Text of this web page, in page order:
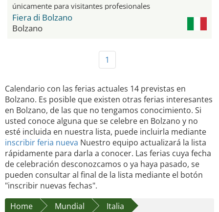
únicamente para visitantes profesionales
Fiera di Bolzano
Bolzano
1
Calendario con las ferias actuales 14 previstas en
Bolzano. Es posible que existen otras ferias interesantes
en Bolzano, de las que no tengamos conocimiento. Si
usted conoce alguna que se celebre en Bolzano y no
esté incluida en nuestra lista, puede incluirla mediante
inscribir feria nueva Nuestro equipo actualizará la lista
rápidamente para darla a conocer. Las ferias cuya fecha
de celebración desconozcamos o ya haya pasado, se
pueden consultar al final de la lista mediante el botón
"inscribir nuevas fechas".
Home
Mundial
Italia